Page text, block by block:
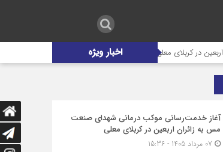
اخبار ویژه
آغاز نخستین دوره «مدرسه شعر و داستان چشمه» در
آغاز خدمت‌رسانی موکب درمانی شهدای صنعت
مس به زائران اربعین در کربلای معلی